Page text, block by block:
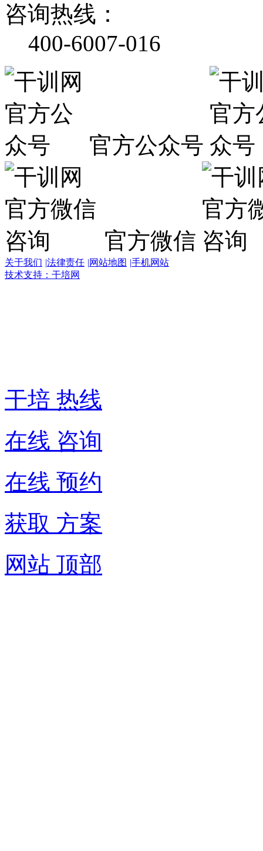
咨询热线：
400-6007-016
官方公众号
官方微信
关于我们 |法律责任 |网站地图 |手机网站
技术支持：干培网
干培 热线
在线 咨询
在线 预约
获取 方案
网站 顶部